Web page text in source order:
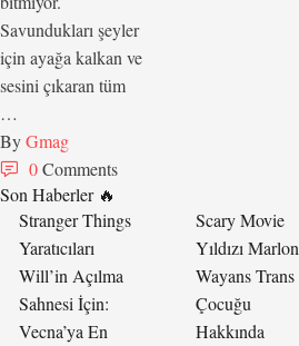
Savundukları şeyler
için ayağa kalkan ve
sesini çıkaran tüm
…
By Gmag
0 Comments
Son Haberler 🔥
Stranger Things
Yaratıcıları
Will’in Açılma
Sahnesi İçin:
Vecna’ya En
Scary Movie
Yıldızı Marlon
Wayans Trans
Çocuğu
Hakkında